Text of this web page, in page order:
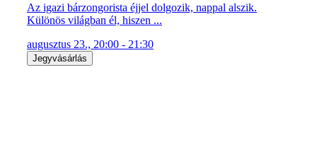
Az igazi bárzongorista éjjel dolgozik, nappal alszik.
Különös világban él, hiszen ...
augusztus 23., 20:00 - 21:30
Jegyvásárlás